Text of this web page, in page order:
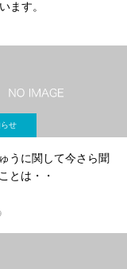
ます。
せ
うに関して今さら聞
とは・・